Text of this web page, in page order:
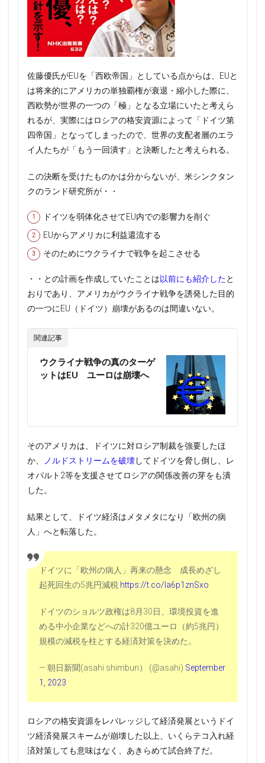
佐藤優氏がEUを「西欧帝国」としている点からは、EUと
は将来的にアメリカの単独覇権が衰退・縮小した際に、
西欧勢が世界の一つの「極」となる立場にいたと考えら
れるが、実際にはロシアの格安資源によって「ドイツ第
四帝国」となってしまったので、世界の支配者層のエラ
イ人たちが「もう一回潰す」と決断したと考えられる。
この決断を受けたものかは分からないが、米シンクタン
クのランド研究所が・・
ドイツを弱体化させてEU内での影響力を削ぐ
EUからアメリカに利益還流する
そのためにウクライナで戦争を起こさせる
・・との計画を作成していたことは以前にも紹介したと
おりであり、アメリカがウクライナ戦争を誘発した目的
の一つにEU（ドイツ）崩壊があるのは間違いない。
関連記事
ウクライナ戦争の真のターゲ
ットはEU ユーロは崩壊へ
そのアメリカは、ドイツに対ロシア制裁を強要したほ
か、
ノルドストリームを破壊してドイツを脅し倒し、レ
オパルト2等を支援させてロシアの関係改善の芽をも潰
した。
結果として、ドイツ経済はメタメタになり「欧州の病
人」へと転落した。
ドイツに「欧州の病人」再来の懸念 成長めざし
起死回生の5兆円減税 https://t.co/Ia6p1znSxo
ドイツのショルツ政権は8月30日、環境投資を進
める中小企業などへの計320億ユーロ（約5兆円）
規模の減税を柱とする経済対策を決めた。
— 朝日新聞(asahi shimbun） (@asahi) September
1, 2023
ロシアの格安資源をレバレッジして経済発展というドイ
ツ経済発展スキームが崩壊した以上、いくらテコ入れ経
済対策しても意味はなく、あきらめて試合終了だ。